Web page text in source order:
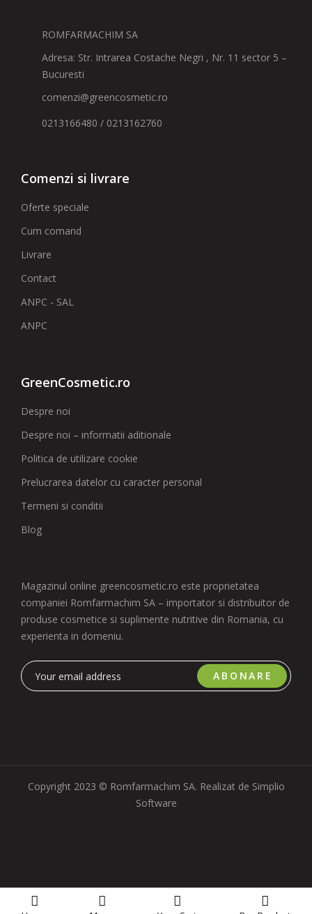
ROMFARMACHIM SA
Adresa: Str. Intrarea Costache Negri , Nr. 11 sector 5 –
Bucuresti
comenzi@greencosmetic.ro
0213166480 / 0213162760
Comenzi si livrare
Oferte speciale
Cum comand
Livrare
Contact
ANPC - SAL
ANPC
GreenCosmetic.ro
Despre noi
Despre noi – informatii aditionale
Politica de utilizare cookie
Prelucrarea datelor cu caracter personal
Termeni si conditii
Blog
Magazinul online greencosmetic.ro este proprietatea
companiei Romfarmachim SA – importator si distribuitor de
produse cosmetice si suplimente nutritive din Romania, cu
experienta in domeniu.
ABONARE
Copyright 2023 © Romfarmachim SA. Realizat de Simplio
Software